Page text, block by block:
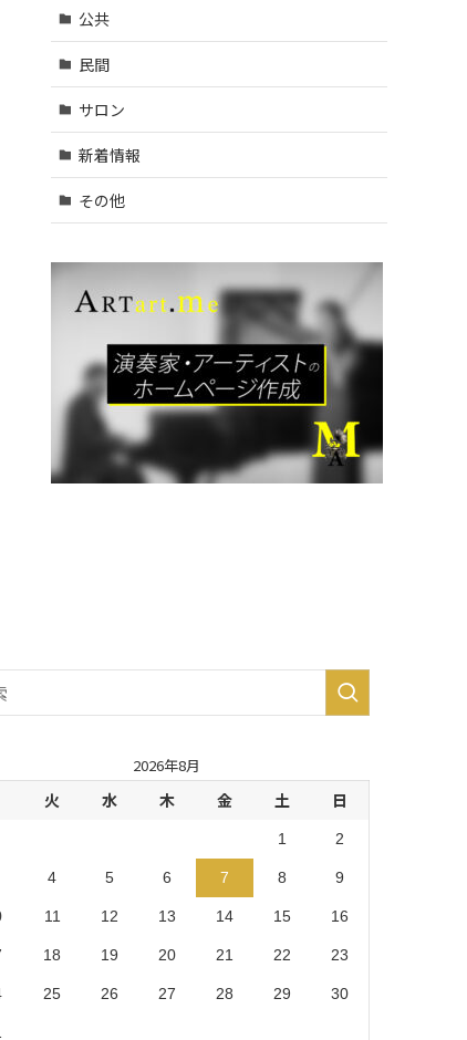
市・東
村山
市・武
市・東
市 (9)
| … 立川
市・国
市・国
多摩
田市 (1
1)
| … 稲城
市・清
瀬市・
久留米
公共
民間
サロン
新着情報
その他
2026年8月
火 水 木 金 土 日
1 2
4 5 6 7 8 9
11 12 13 14 15 16
18 19 20 21 22 23
25 26 27 28 29 30